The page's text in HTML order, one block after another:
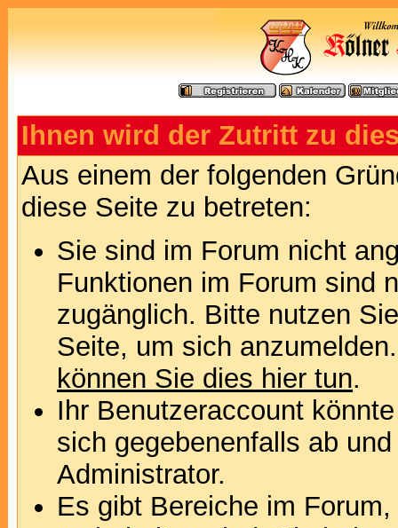
Ihnen wird der Zutritt zu
Aus einem der folgenden
diese Seite zu betreten:
Sie sind im Forum nicht
Funktionen im Forum sind
zugänglich. Bitte nutzen
Seite, um sich
können Sie dies hier tun.
Ihr Benutzeraccount
sich gegebenenfalls ab
Administrator.
Es gibt Bereiche im